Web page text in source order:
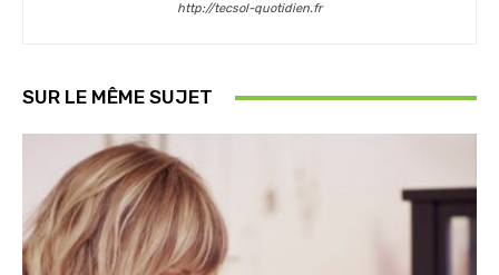
http://tecsol-quotidien.fr
SUR LE MÊME SUJET